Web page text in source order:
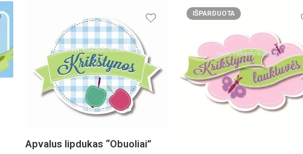
Apvalus lipdukas “Obuoliai”
IŠPARDUOTA